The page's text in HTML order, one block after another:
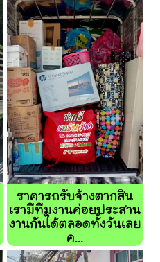
ราคารถรับจ้างตากสิน
เรามีทีมงานค่อยประสาน
งานกันได้ตลอดทั้งวันเลย
ค...